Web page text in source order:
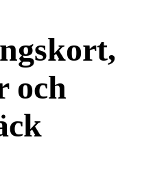
och